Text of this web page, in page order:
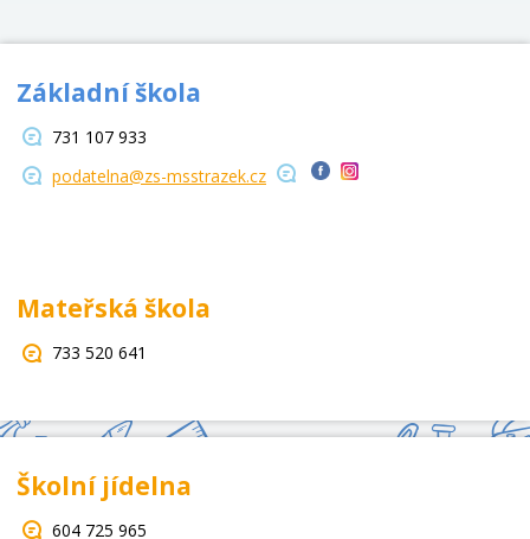
Základní škola
731 107 933
podatelna@zs-msstrazek.cz
Mateřská škola
733 520 641
Školní jídelna
604 725 965